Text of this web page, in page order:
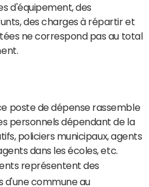
d'équipement, des
des charges à répartir et
ne correspond pas au total
poste de dépense rassemble
personnels dépendant de la
policiers municipaux, agents
dans les écoles, etc.
représentent des
d'une commune au